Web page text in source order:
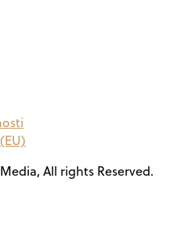
All rights Reserved.